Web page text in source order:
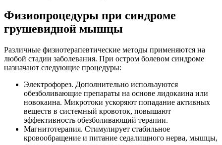
Физиопроцедуры при синдроме
грушевидной мышцы
Различные физиотерапевтические методы применяются на
любой стадии заболевания. При остром болевом синдроме
назначают следующие процедуры:
Электрофорез. Дополнительно используются
обезболивающие препараты на основе лидокаина или
новокаина. Микротоки ускоряют попадание активных
веществ в системный кровоток, повышают
эффективность обезболивающий терапии.
Магнитотерапия. Стимулирует стабильное
кровообращение и питание седалищного нерва, мышцы,